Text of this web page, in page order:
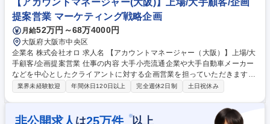
ながら、事業成長に直結するサービス開発の上流工程から携わることで、
PMとしての市場価値を高めていただけます。 募集職種 【東京/PM】モビ
リティ×IoT×AI自社サービス開発を牽引！米国NSDAQ上場企業★
【アカウントマネージャー(大阪)】上場/大手顧客/企画
提案営業 マーケティング戦略企画
月給52万円～68万4000円
大阪府大阪市中央区
企業名 株式会社オロ 求人名 【アカウントマネージャー（大阪）】上場/大
手顧客/企画提案営業 仕事の内容 大手小売流通企業や大手自動車メーカー
などを中心としたクライアントに対する企画営業を担っていただきます。
マーケティングROIを向上させ、クライアントのビジネスを成功に導くこ
を捉え、施策に向けた仮説を立てていく ◎調査、分析：仮説をもとに、現
状課題の調査や過去施策、競合の分析 ◎企画、提案：施策の目的や期待す
業界未経験歓迎 年間休日120日以上 完全週休2日制 土日祝休み
非公開求人 は25万件 ※以上